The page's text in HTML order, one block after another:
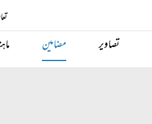
تصاویر مضامین